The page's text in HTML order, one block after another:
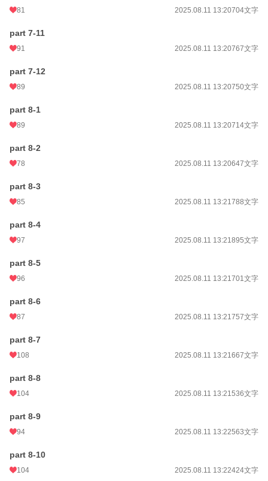
81 2025.08.11 13:20704文字
part 7-11
91 2025.08.11 13:20767文字
part 7-12
89 2025.08.11 13:20750文字
part 8-1
89 2025.08.11 13:20714文字
part 8-2
78 2025.08.11 13:20647文字
part 8-3
85 2025.08.11 13:21788文字
part 8-4
97 2025.08.11 13:21895文字
part 8-5
96 2025.08.11 13:21701文字
part 8-6
87 2025.08.11 13:21757文字
part 8-7
108 2025.08.11 13:21667文字
part 8-8
104 2025.08.11 13:21536文字
part 8-9
94 2025.08.11 13:22563文字
part 8-10
104 2025.08.11 13:22424文字